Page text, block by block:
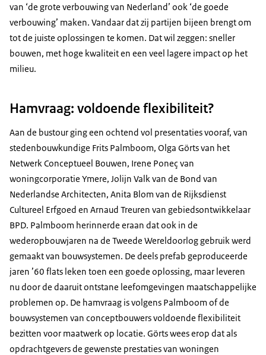
van ‘de grote verbouwing van Nederland’ ook ‘de goede
verbouwing’ maken. Vandaar dat zij partijen bijeen brengt om
tot de juiste oplossingen te komen. Dat wil zeggen: sneller
bouwen, met hoge kwaliteit en een veel lagere impact op het
milieu.
Hamvraag: voldoende flexibiliteit?
Aan de bustour ging een ochtend vol presentaties vooraf, van
stedenbouwkundige Frits Palmboom, Olga Görts van het
Netwerk Conceptueel Bouwen, Irene Poneç van
woningcorporatie Ymere, Jolijn Valk van de Bond van
Nederlandse Architecten, Anita Blom van de Rijksdienst
Cultureel Erfgoed en Arnaud Treuren van gebiedsontwikkelaar
BPD. Palmboom herinnerde eraan dat ook in de
wederopbouwjaren na de Tweede Wereldoorlog gebruik werd
gemaakt van bouwsystemen. De deels prefab geproduceerde
jaren ’60 flats leken toen een goede oplossing, maar leveren
nu door de daaruit ontstane leefomgevingen maatschappelijke
problemen op. De hamvraag is volgens Palmboom of de
bouwsystemen van conceptbouwers voldoende flexibiliteit
bezitten voor maatwerk op locatie. Görts wees erop dat als
opdrachtgevers de gewenste prestaties van woningen